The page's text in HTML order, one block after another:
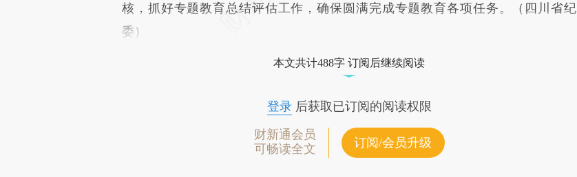
核，抓好专题教育总结评估工作，确保圆满完成专题教育各项任务。（四川省纪
委）
本文共计488字 订阅后继续阅读
登录后获取已订阅的阅读权限
财新通会员
可畅读全文
订阅/会员升级